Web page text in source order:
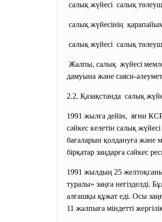
салық жүйесі салық
салық жүйесінің
салық жүйесі салық
Жалпы, салық жүйесі
дамуына және саяси-
2.2. Қазақстанда салық
1991 жылға дейін, яғни
сәйкес келетін салық
бағаларын қолдануға және
бірқатар заңдарға сәйкес
1991 жылдың 25
туралы» заңға негізделді.
алғашқы құжат еді. Осы
11 жалпыға міндетті